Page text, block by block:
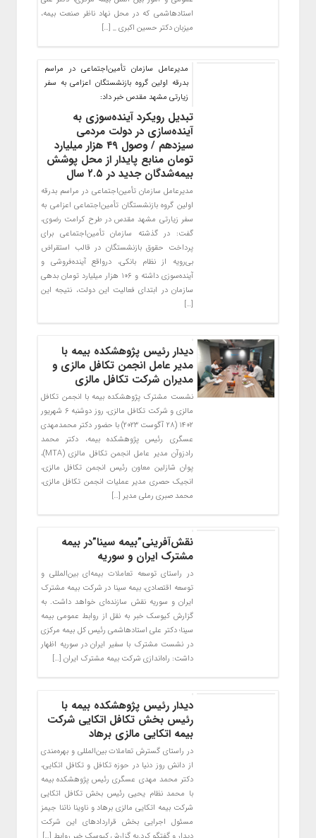
استادهاشمی که در محل نهاد ناظر صنعت بیمه،
میزبان دکتر حسین اکبری _ […]
مدیرعامل سازمان تأمین‌اجتماعی در مراسم
بدرقه اولین گروه بازنشستگان اعزامی به سفر
زیارتی مشهد مقدس خبر داد:
تبدیل رویکرد آینده‌سوزی به
آینده‌سازی در دولت مردمی
سیزدهم / وصول ۴۹ هزار میلیارد
تومان منابع پایدار از محل پوشش
بیمه‌شدگان جدید در ۲.۵ سال
مدیرعامل سازمان تأمین‌اجتماعی در مراسم بدرقه
اولین گروه بازنشستگان تأمین‌اجتماعی اعزامی به
سفر زیارتی مشهد مقدس در طرح کرامت رضوی،
گفت: در گذشته سازمان تأمین‌اجتماعی برای
پرداخت حقوق بازنشستگان در قالب استقراض‌
بی‌رویه از نظام بانکی، درواقع آینده‌فروشی و
آینده‌سوزی داشته و ۱۰۶ هزار میلیارد تومان بدهی
سازمان در ابتدای فعالیت این دولت، نتیجه این
[…]
دیدار رئیس پژوهشکده بیمه با
مدیر عامل انجمن تکافل مالزی و
مدیران شرکت تکافل مالزی
نشست مشترک پژوهشکده بیمه با انجمن تکافل
مالزی و شرکت تکافل مالزی، روز دوشنبه ۶ شهریور
۱۴۰۲ (۲۸ آگوست ۲۰۲۳) با حضور دکتر محمدمهدی
عسگری رئیس پژوهشکده بیمه، دکتر محمد
رادزوآن مدیر عامل انجمن تکافل مالزی (MTA)،
پوان شازلین معاون رئیس انجمن تکافل مالزی،
انجیک حصری مدیر عملیات انجمن تکافل مالزی،
محمد صبری رملی مدیر […]
نقش‌آفرینی”بیمه سینا”در بیمه
مشترک ایران و سوریه
در راستای توسعه تعاملات بیمه‌ای بین‌المللی و
توسعه اقتصادی، بیمه سینا در شرکت بیمه مشترک
ایران و سوریه نقش سازنده‌ای خواهد داشت. به
گزارش کیوسک خبر به نقل از روابط عمومی بیمه
سینا؛ دکتر علی استادهاشمی رئیس کل بیمه مرکزی
در نشست مشترک با سفیر ایران در سوریه اظهار
داشت: راه‌اندازی شرکت بیمه مشترک ایران […]
دیدار رئیس پژوهشکده بیمه با
رئیس بخش تکافل اتکایی شرکت
بیمه اتکایی مالزی برهاد
در راستای گسترش تعاملات بین‌المللی و بهره‌مندی
از دانش روز دنیا در حوزه تکافل و تکافل اتکایی،
دکتر محمد مهدی عسگری رئیس پژوهشکده بیمه
با محمد نظام یحیی رئیس بخش تکافل اتکایی
شرکت بیمه اتکایی مالزی برهاد و ناوینا ناتنا جیمز
مسئول اجرایی بخش قراردادهای این شرکت